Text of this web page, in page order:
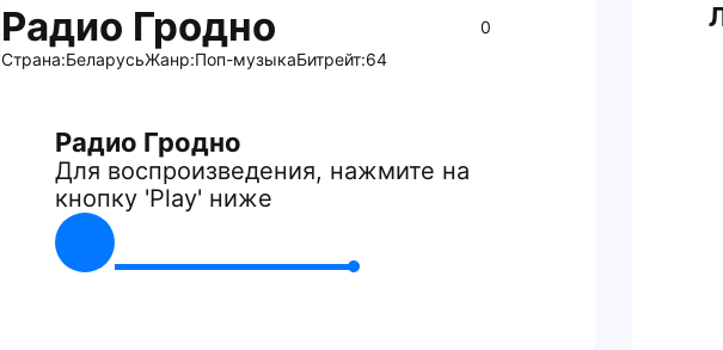
Радио Гродно
0
Страна:БеларусьЖанр:Поп-музыкаБитрейт:64
Радио Гродно
Для воспроизведения, нажмите на
кнопку 'Play' ниже